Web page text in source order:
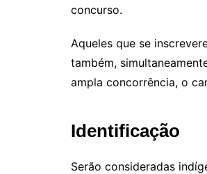
concurso.
Aqueles que se
também,
ampla concorrência, o
Identificação
Serão consideradas